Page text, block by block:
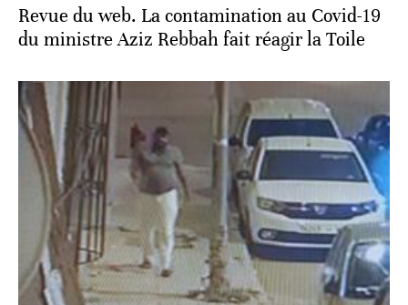
Revue du web. La contamination au Covid-19
du ministre Aziz Rebbah fait réagir la Toile